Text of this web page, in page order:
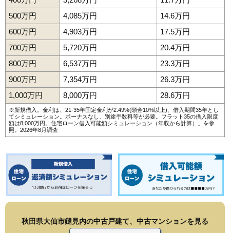
500万円
4,085万円
14.6万円
600万円
4,903万円
17.5万円
700万円
5,720万円
20.4万円
800万円
6,537万円
23.3万円
900万円
7,354万円
26.3万円
1,000万円
8,000万円 28.6万円
※新規借入。金利は、21-35年固定金利が2.49%(頭金10%以上)、借入期間35年とし
てシミュレーション。ボーナスなし、別途手数料等が必要。フラット35の借入限度
額は8,000万円。 住宅ローン借入可能額シミュレーション（年収から計算）
」を参
照。2026年8月調査
秋田県大仙市鑓見内の中古戸建て、中古マンションを見る